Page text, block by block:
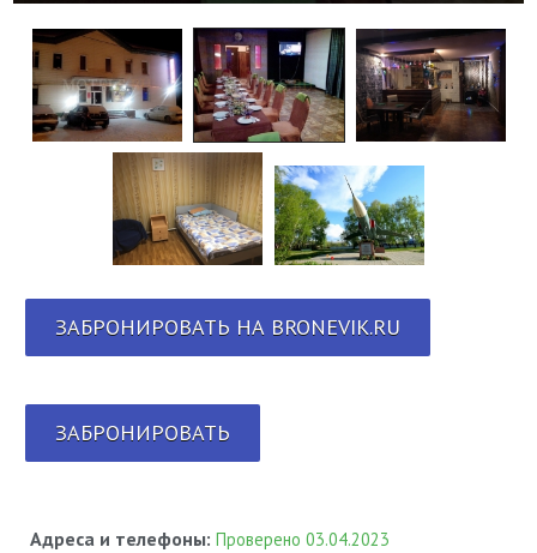
ЗАБРОНИРОВАТЬ НА BRONEVIK.RU
ЗАБРОНИРОВАТЬ
Адреса и телефоны:Проверено 03.04.2023